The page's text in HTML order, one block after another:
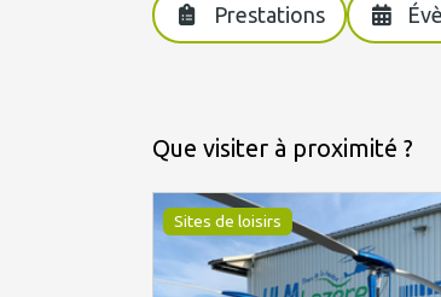
Prestations
Que visiter à proximité ?
Sites de loisirs